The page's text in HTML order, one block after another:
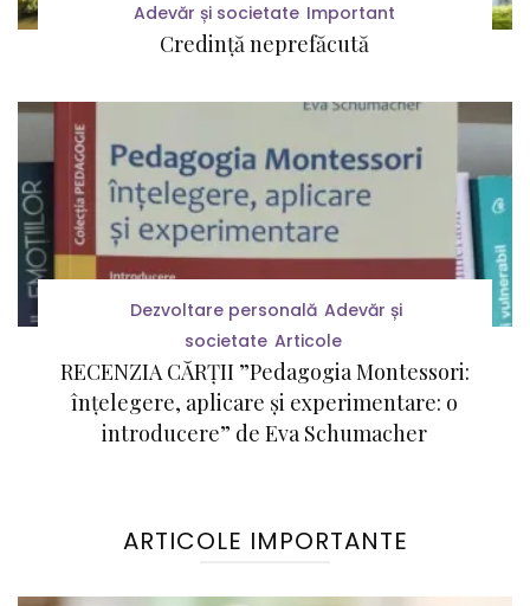
Adevăr și societate Important
Credință neprefăcută
Dezvoltare personală Adevăr și
societate Articole
RECENZIA CĂRȚII ”Pedagogia Montessori:
înțelegere, aplicare și experimentare: o
introducere” de Eva Schumacher
ARTICOLE IMPORTANTE